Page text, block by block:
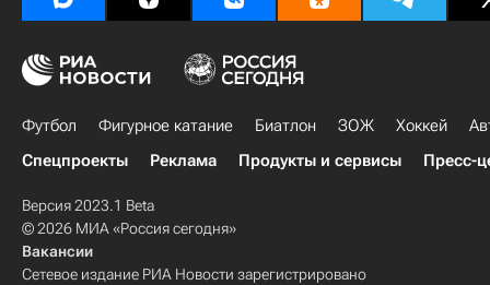
Футбол Фигурное катание Биатлон ЗОЖ Хоккей
Спецпроекты
Реклама Продукты и сервисы Пресс-
Версия 2023.1 Beta
© 2026 МИА «Россия сегодня»
Вакансии
Сетевое издание РИА Новости зарегистрировано